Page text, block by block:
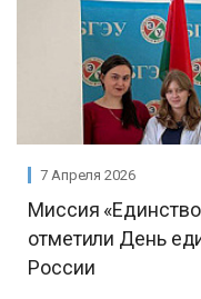
7 Апреля 2026
Миссия
отметили День
России